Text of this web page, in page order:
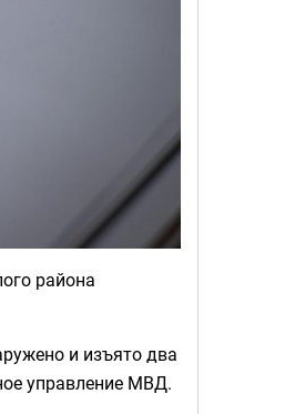
района
и изъято два
управление МВД.